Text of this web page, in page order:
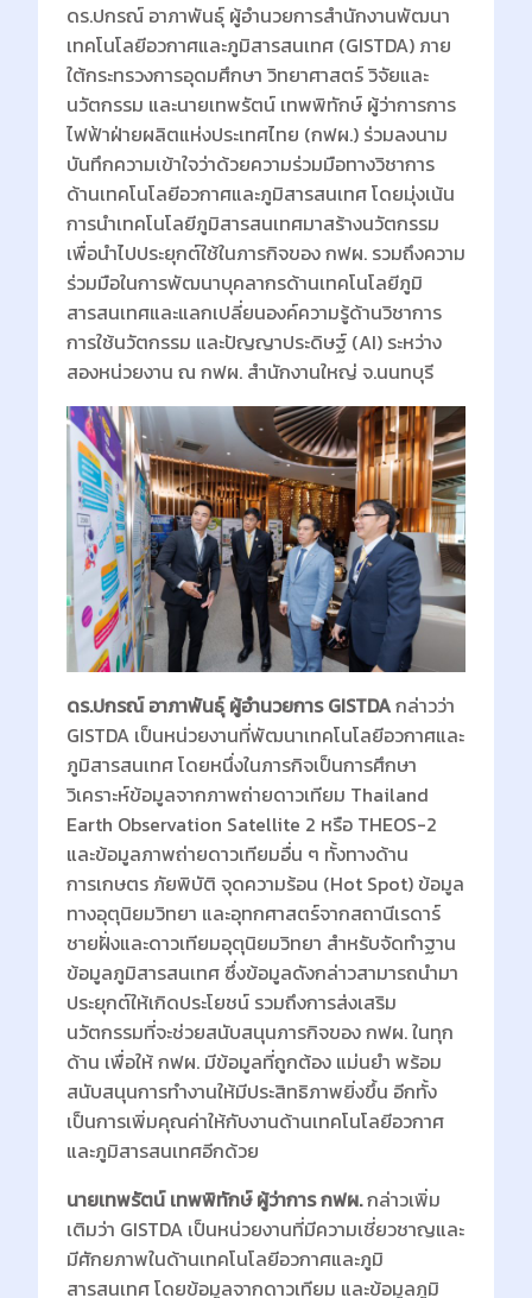
ดร.ปกรณ์ อาภาพันธุ์ ผู้อำนวยการสำนักงานพัฒนา
เทคโนโลยีอวกาศและภูมิสารสนเทศ (GISTDA) ภาย
ใต้กระทรวงการอุดมศึกษา วิทยาศาสตร์ วิจัยและ
นวัตกรรม และนายเทพรัตน์ เทพพิทักษ์ ผู้ว่าการการ
ไฟฟ้าฝ่ายผลิตแห่งประเทศไทย (กฟผ.) ร่วมลงนาม
บันทึกความเข้าใจว่าด้วยความร่วมมือทางวิชาการ
ด้านเทคโนโลยีอวกาศและภูมิสารสนเทศ โดยมุ่งเน้น
การนำเทคโนโลยีภูมิสารสนเทศมาสร้างนวัตกรรม
เพื่อนำไปประยุกต์ใช้ในภารกิจของ กฟผ. รวมถึงความ
ร่วมมือในการพัฒนาบุคลากรด้านเทคโนโลยีภูมิ
สารสนเทศและแลกเปลี่ยนองค์ความรู้ด้านวิชาการ
การใช้นวัตกรรม และปัญญาประดิษฐ์ (AI) ระหว่าง
สองหน่วยงาน ณ กฟผ. สำนักงานใหญ่ จ.นนทบุรี
ดร.ปกรณ์ อาภาพันธุ์ ผู้อำนวยการ GISTDAกล่าวว่า
GISTDA เป็นหน่วยงานที่พัฒนาเทคโนโลยีอวกาศและ
ภูมิสารสนเทศ โดยหนึ่งในภารกิจเป็นการศึกษา
วิเคราะห์ข้อมูลจากภาพถ่ายดาวเทียม Thailand
Earth Observation Satellite 2 หรือ THEOS-2
และข้อมูลภาพถ่ายดาวเทียมอื่น ๆ ทั้งทางด้าน
การเกษตร ภัยพิบัติ จุดความร้อน (Hot Spot) ข้อมูล
ทางอุตุนิยมวิทยา และอุทกศาสตร์จากสถานีเรดาร์
ชายฝั่งและดาวเทียมอุตุนิยมวิทยา สำหรับจัดทำฐาน
ข้อมูลภูมิสารสนเทศ ซึ่งข้อมูลดังกล่าวสามารถนำมา
ประยุกต์ให้เกิดประโยชน์ รวมถึงการส่งเสริม
นวัตกรรมที่จะช่วยสนับสนุนภารกิจของ กฟผ. ในทุก
ด้าน เพื่อให้ กฟผ. มีข้อมูลที่ถูกต้อง แม่นยำ พร้อม
สนับสนุนการทำงานให้มีประสิทธิภาพยิ่งขึ้น อีกทั้ง
เป็นการเพิ่มคุณค่าให้กับงานด้านเทคโนโลยีอวกาศ
และภูมิสารสนเทศอีกด้วย
นายเทพรัตน์ เทพพิทักษ์ ผู้ว่าการ กฟผ.กล่าวเพิ่ม
เติมว่า GISTDA เป็นหน่วยงานที่มีความเชี่ยวชาญและ
มีศักยภาพในด้านเทคโนโลยีอวกาศและภูมิ
สารสนเทศ โดยข้อมูลจากดาวเทียม และข้อมูลภูมิ